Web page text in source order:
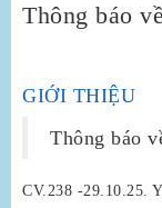
Thông báo
GIỚI THIỆU
Thông báo
CV.238 -29.10.25.